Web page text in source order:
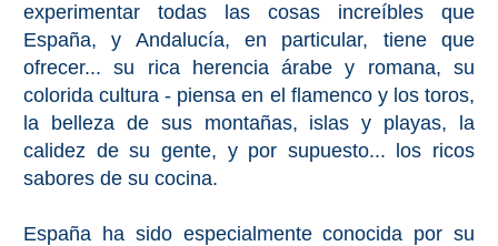
➜
Granada
Malaga
ALPUJARRAS
experimentar todas las cosas increíbles que
España, y Andalucía, en particular, tiene que
ofrecer... su rica herencia árabe y romana, su
colorida cultura - piensa en el flamenco y los toros,
la belleza de sus montañas, islas y playas, la
calidez de su gente, y por supuesto... los ricos
sabores de su cocina.
España ha sido especialmente conocida por su